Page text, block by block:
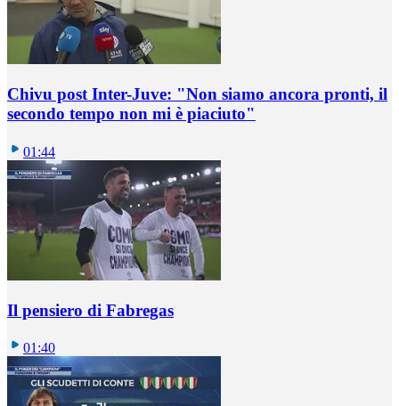
Chivu post Inter-Juve: "Non siamo ancora pronti, il
secondo tempo non mi è piaciuto"
01:44
Il pensiero di Fabregas
01:40